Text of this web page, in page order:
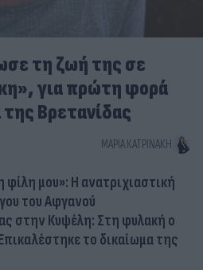
τη ζωή της σε
για πρώτη φορά
της Βρετανίδας
ΜΑΡΊΑ ΚΑΤΡΙΝΆΚΗ
φίλη μου»: Η ανατριχιαστική
του Αφγανού
στην Κυψέλη: Στη φυλακή ο
το δικαίωμα της